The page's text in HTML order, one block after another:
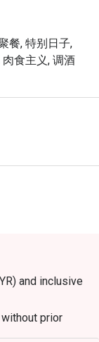
来仁当、精致
正是这份丰盛
Brasserie 成
吉隆坡市中心
蚝、鲜虾与青
，佐以经典的
特调饮品组
）
餐, 特别日子,
食主义, 调酒
and inclusive
prior